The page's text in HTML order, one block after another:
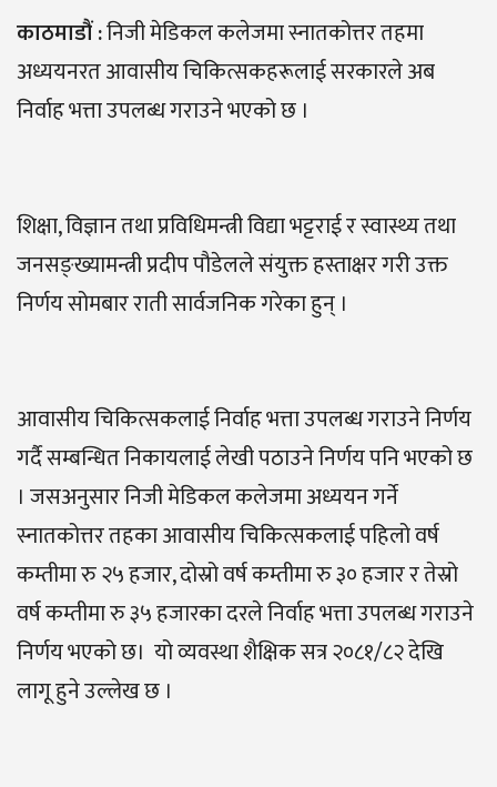
काठमाडौं :निजी मेडिकल कलेजमा स्नातकोत्तर तहमा
अध्ययनरत आवासीय चिकित्सकहरूलाई सरकारले अब
निर्वाह भत्ता उपलब्ध गराउने भएको छ ।
शिक्षा, विज्ञान तथा प्रविधिमन्त्री विद्या भट्टराई र स्वास्थ्य तथा
जनसङ्ख्यामन्त्री प्रदीप पौडेलले संयुक्त हस्ताक्षर गरी उक्त
निर्णय सोमबार राती सार्वजनिक गरेका हुन् ।
आवासीय चिकित्सकलाई निर्वाह भत्ता उपलब्ध गराउने निर्णय
गर्दै सम्बन्धित निकायलाई लेखी पठाउने निर्णय पनि भएको छ
। जसअनुसार निजी मेडिकल कलेजमा अध्ययन गर्ने
स्नातकोत्तर तहका आवासीय चिकित्सकलाई पहिलो वर्ष
कम्तीमा रु २५ हजार, दोस्रो वर्ष कम्तीमा रु ३० हजार र तेस्रो
वर्ष कम्तीमा रु ३५ हजारका दरले निर्वाह भत्ता उपलब्ध गराउने
निर्णय भएको छ। यो व्यवस्था शैक्षिक सत्र २०८१/८२ देखि
लागू हुने उल्लेख छ ।